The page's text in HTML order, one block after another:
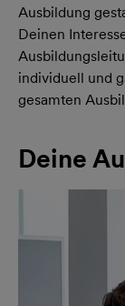
Ausbildung
Deinen
individuell und
gesamten
Deine